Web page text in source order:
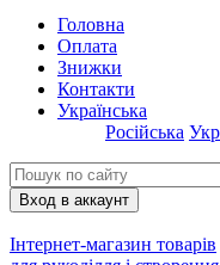
Головна
Оплата
Знижки
Контакти
Українська
Російська
Вход в аккаунт
Інтернет-магазин товарів